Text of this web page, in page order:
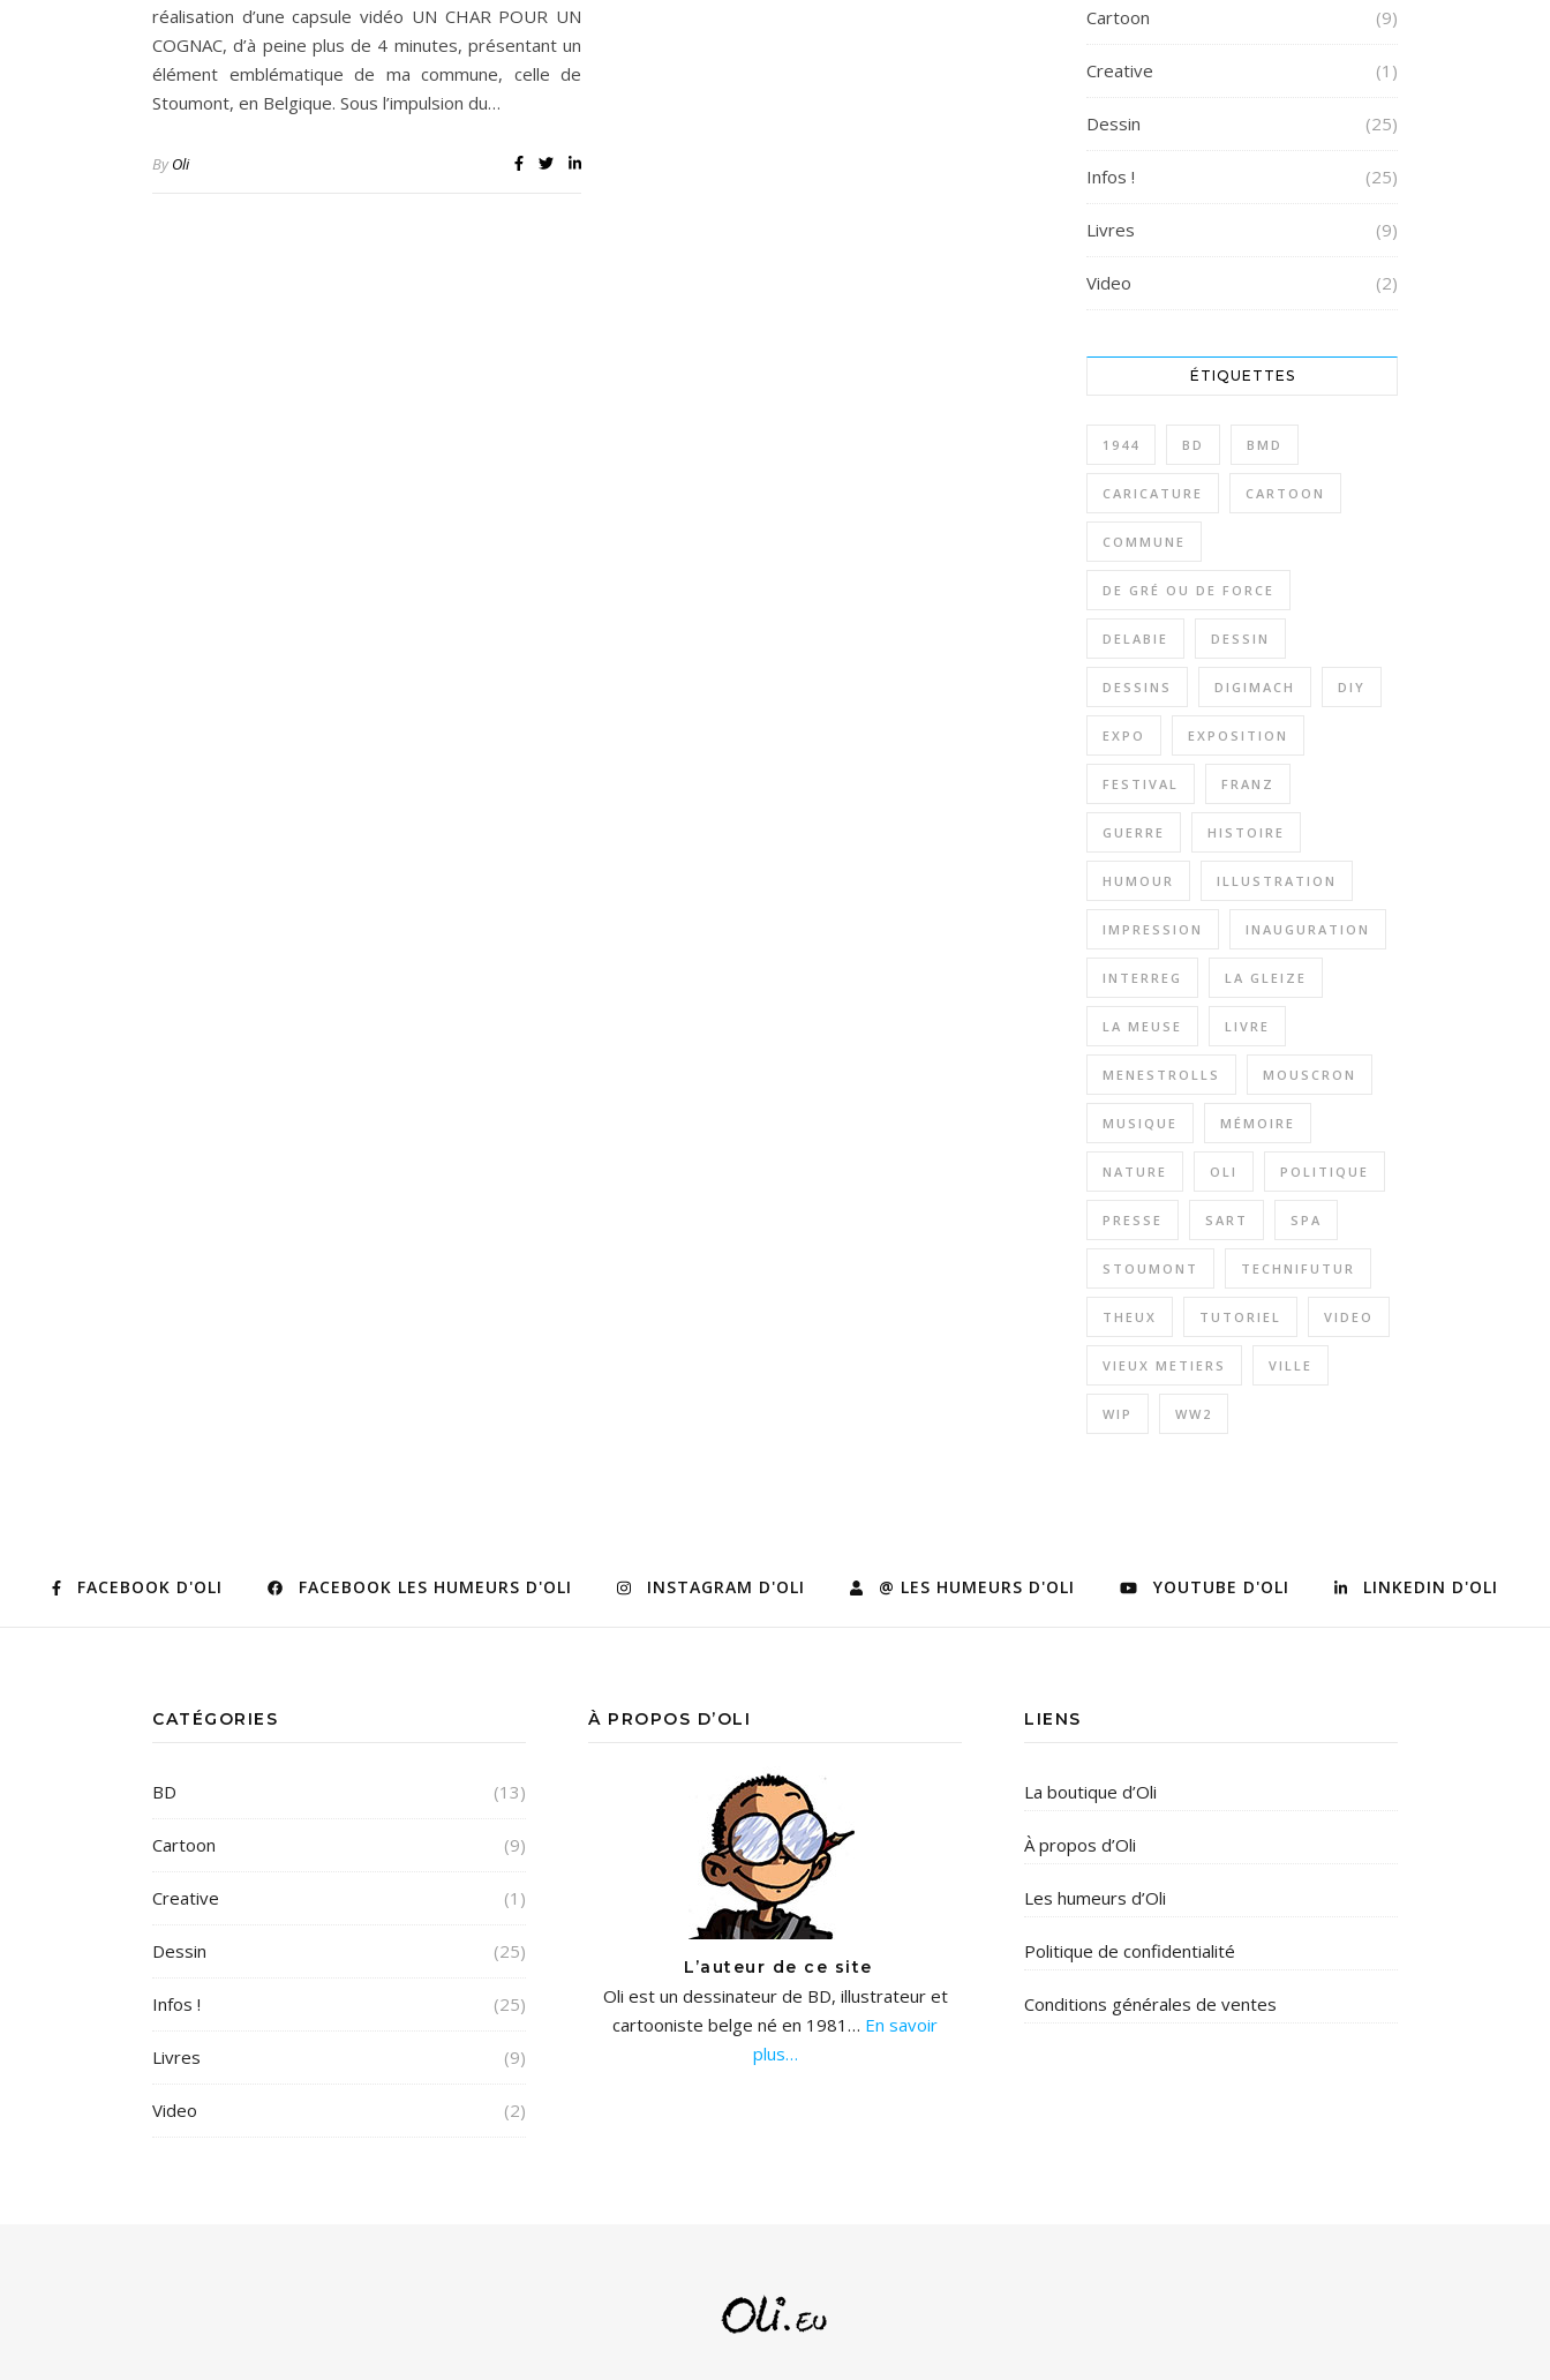
réalisation d’une capsule vidéo UN CHAR POUR UN
COGNAC, d’à peine plus de 4 minutes, présentant un
élément emblématique de ma commune, celle de
Stoumont, en Belgique. Sous l’impulsion du…
ByOli
Cartoon (9)
Creative (1)
Dessin (25)
Infos ! (25)
Livres (9)
Video (2)
ÉTIQUETTES
1944 BD BMD
CARICATURE CARTOON
COMMUNE
DE GRÉ OU DE FORCE
DELABIE DESSIN
DESSINS DIGIMACH DIY
EXPO EXPOSITION
FESTIVAL FRANZ
GUERRE HISTOIRE
HUMOUR ILLUSTRATION
IMPRESSION INAUGURATION
INTERREG LA GLEIZE
LA MEUSE LIVRE
MENESTROLLS MOUSCRON
MUSIQUE MÉMOIRE
NATURE OLI POLITIQUE
PRESSE SART SPA
STOUMONT TECHNIFUTUR
THEUX TUTORIEL VIDEO
VIEUX METIERS VILLE
WIP WW2
FACEBOOK D'OLI FACEBOOK LES HUMEURS D'OLI INSTAGRAM D'OLI @ LES HUMEURS D'OLI YOUTUBE D'OLI LINKEDIN D'OLI
CATÉGORIES
BD (13)
Cartoon (9)
Creative (1)
Dessin (25)
Infos ! (25)
Livres (9)
Video (2)
À PROPOS D’OLI
L’auteur de ce site
Oli est un dessinateur de BD, illustrateur et
cartooniste belge né en 1981… En savoir
plus…
LIENS
La boutique d’Oli
À propos d’Oli
Les humeurs d’Oli
Politique de confidentialité
Conditions générales de ventes